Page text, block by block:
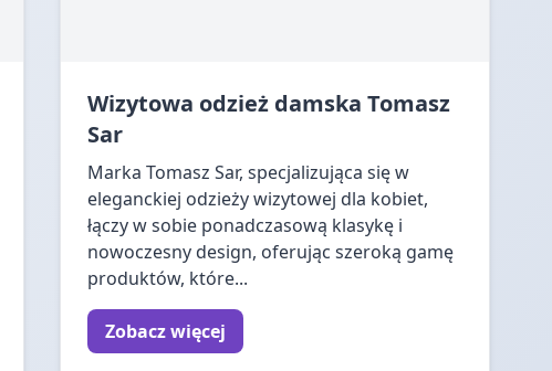
Wizytowa odzież damska Tomasz
Sar
Marka Tomasz Sar, specjalizująca się w
eleganckiej odzieży wizytowej dla kobiet,
łączy w sobie ponadczasową klasykę i
nowoczesny design, oferując szeroką gamę
produktów, które...
Zobacz więcej